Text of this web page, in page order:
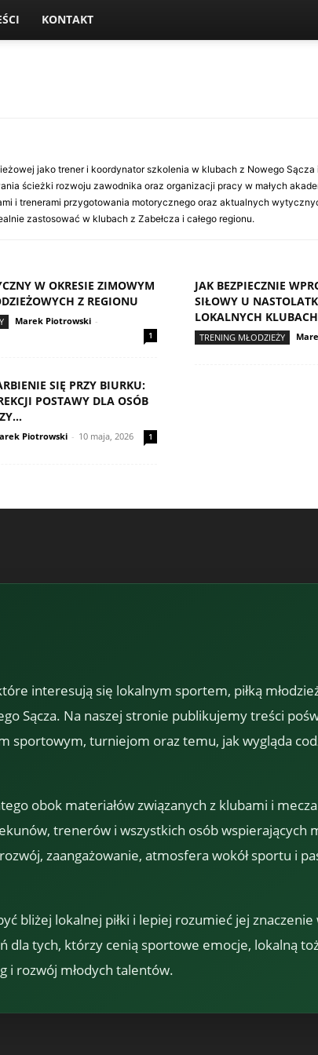
KONTAKT
jako trener i koordynator szkolenia w klubach z Nowego Sącza
ścieżki rozwoju zawodnika oraz organizacji pracy w małych
i trenerami przygotowania motorycznego oraz aktualnych
zastosować w klubach z Zabełcza i całego regionu.
W OKRESIE ZIMOWYM
Z REGIONU
Marek Piotrowski -
1
JAK BEZPIECZNIE
SIŁOWY U
LOKALNYCH KLUBACH
TRENING MŁODZIEŻY
SIĘ PRZY BIURKU:
POSTAWY DLA OSÓB
Piotrowski - 10 maja, 2026 1
interesują się lokalnym sportem, piłką
Sącza. Na naszej stronie publikujemy treści
sportowym, turniejom oraz temu, jak wygląda
obok materiałów związanych z klubami i
trenerów i wszystkich osób wspierających
zaangażowanie, atmosfera wokół sportu i
bliżej lokalnej piłki i lepiej rozumieć jej znaczenie
dla tych, którzy cenią sportowe emocje, lokalną
i rozwój młodych talentów.